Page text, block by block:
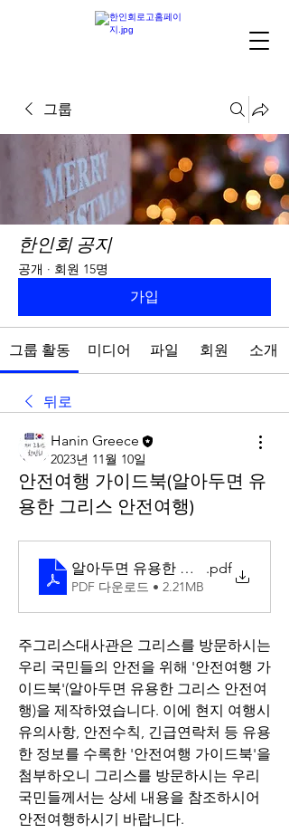
그룹
한인회 공지
공개 · 회원 15명
가입
그룹 활동 미디어 파일 회원 소개
뒤로
Hanin Greece
2023년 11월 10일
안전여행 가이드북(알아두면 유
용한 그리스 안전여행)
알아두면 유용한 그리스 안전여행
.pdf
PDF 다운로드 • 2.21MB
주그리스대사관은 그리스를 방문하시는
우리 국민들의 안전을 위해 '안전여행 가
이드북'(알아두면 유용한 그리스 안전여
행)을 제작하였습니다. 이에 현지 여행시
유의사항, 안전수칙, 긴급연락처 등 유용
한 정보를 수록한 '안전여행 가이드북'을
첨부하오니 그리스를 방문하시는 우리
국민들께서는 상세 내용을 참조하시어
안전여행하시기 바랍니다.